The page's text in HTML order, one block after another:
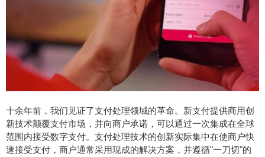
十余年前，我们见证了支付处理领域的革命。新支付提供商用创
新技术颠覆支付市场，并向商户承诺，可以通过一次集成在全球
范围内接受数字支付。支付处理技术的创新实际集中在使商户快
速接受支付，商户通常采用现成的解决方案，并遵循"一刀切"的